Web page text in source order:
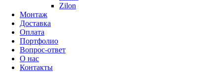
Zilon
Монтаж
Доставка
Оплата
Портфолио
Вопрос-ответ
О нас
Контакты